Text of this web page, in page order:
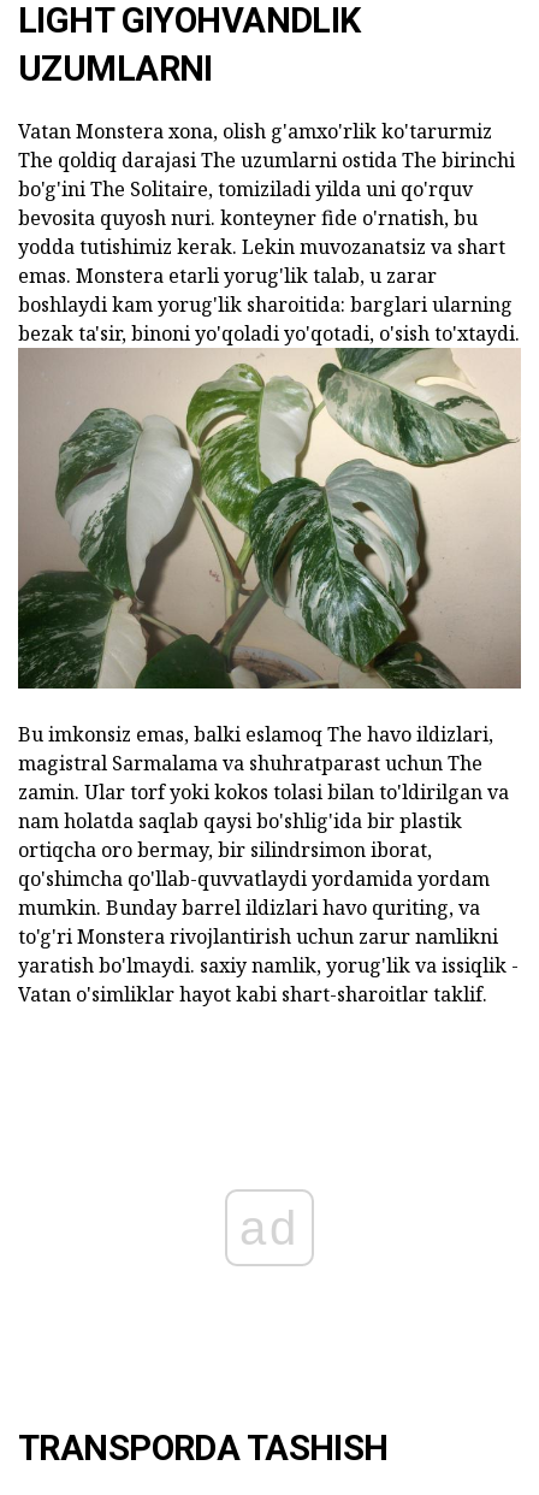
LIGHT GIYOHVANDLIK
UZUMLARNI
Vatan Monstera xona, olish g'amxo'rlik ko'tarurmiz
The qoldiq darajasi The uzumlarni ostida The birinchi
bo'g'ini The Solitaire, tomiziladi yilda uni qo'rquv
bevosita quyosh nuri. konteyner fide o'rnatish, bu
yodda tutishimiz kerak. Lekin muvozanatsiz va shart
emas. Monstera etarli yorug'lik talab, u zarar
boshlaydi kam yorug'lik sharoitida: barglari ularning
bezak ta'sir, binoni yo'qoladi yo'qotadi, o'sish to'xtaydi.
Bu imkonsiz emas, balki eslamoq The havo ildizlari,
magistral Sarmalama va shuhratparast uchun The
zamin. Ular torf yoki kokos tolasi bilan to'ldirilgan va
nam holatda saqlab qaysi bo'shlig'ida bir plastik
ortiqcha oro bermay, bir silindrsimon iborat,
qo'shimcha qo'llab-quvvatlaydi yordamida yordam
mumkin. Bunday barrel ildizlari havo quriting, va
to'g'ri Monstera rivojlantirish uchun zarur namlikni
yaratish bo'lmaydi. saxiy namlik, yorug'lik va issiqlik -
Vatan o'simliklar hayot kabi shart-sharoitlar taklif.
ad
TRANSPORDA TASHISH